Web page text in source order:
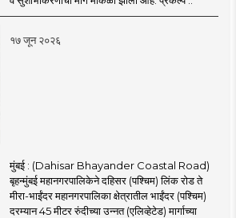
१७ जून २०२६
मुंबई : (Dahisar Bhayander Coastal Road)
बृहन्मुंबई महानगरपालिकेने दहिसर (पश्चिम) लिंक रोड ते
मीरा-भाईंदर महानगरपालिका क्षेत्रातील भाईंदर (पश्चिम)
दरम्यान 45 मीटर रुंदीच्या उन्नत (एलिव्हेटेड) मार्गाच्या